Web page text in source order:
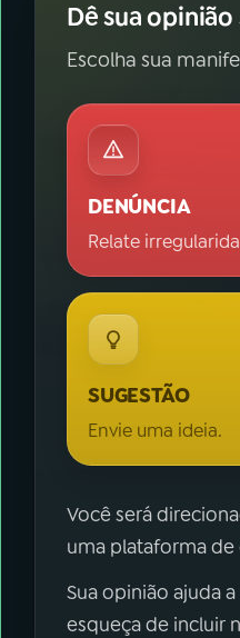
Dê sua
Escolha sua
DENÚNCIA
Relate
SUGESTÃO
Envie uma ideia.
Você será
uma plataforma
Sua opinião ajuda
esqueça de incluir